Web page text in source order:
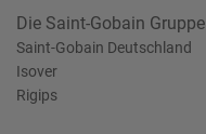
Die Saint-Gobain Gruppe
Saint-Gobain Deutschland
Isover
Rigips